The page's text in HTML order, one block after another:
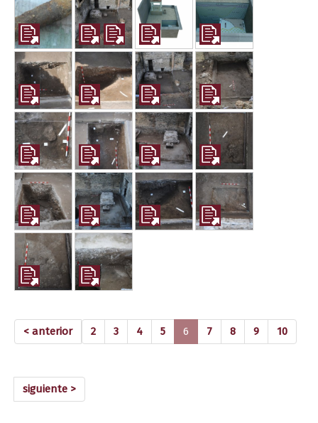
< anterior 2 3 4 5 6 (current)
7 8 9 10
siguiente >